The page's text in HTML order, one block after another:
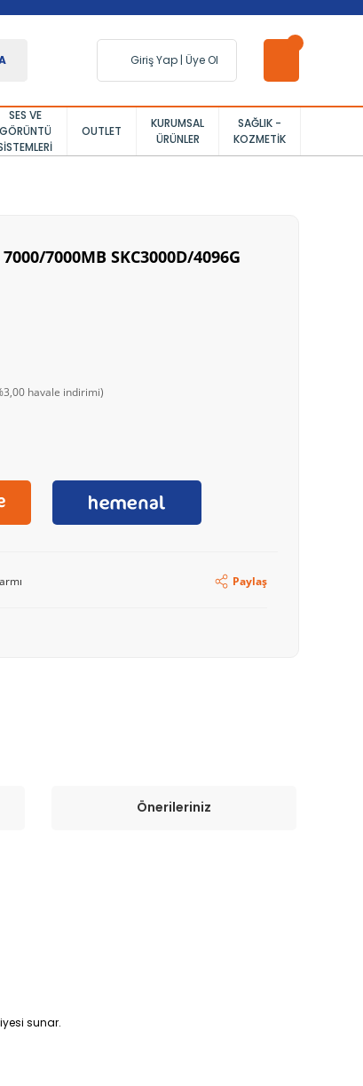
Giriş Yap | Üye Ol
SES VE
GÖRÜNTÜ
OUTLET
KURUMSAL
ÜRÜNLER
SAĞLIK -
KOZMETIK
7000MB SKC3000D/4096G
havale indirimi)
Paylaş
Önerileriniz
sunar.